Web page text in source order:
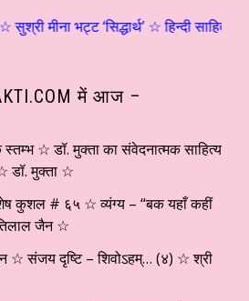
‘सिद्धार्थ’ ☆ हिन्दी
में आज –
स्तम्भ ☆ डॉ. मुक्ता का संवेदनात्मक साहित्य
डॉ. मुक्ता ☆
शेष कुशल # ६५ ☆ व्यंग्य – “बक यहाँ कहीं
जैन ☆
☆ संजय दृष्टि – शिवोऽहम्… (४) ☆ श्री